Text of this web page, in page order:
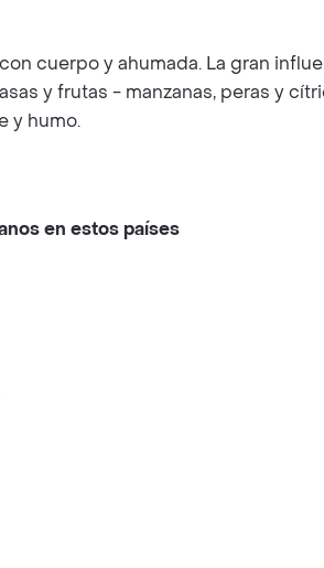
cuerpo y ahumada. La gran
y frutas - manzanas, peras y
y humo.
en estos países